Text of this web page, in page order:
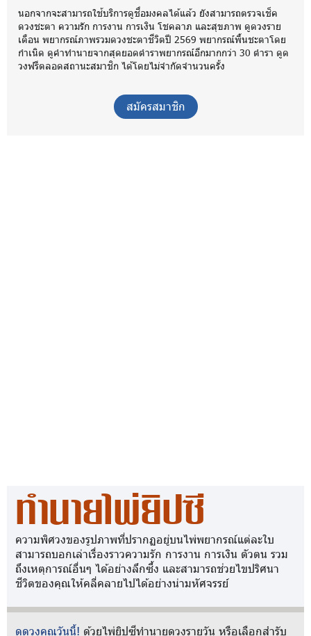
นอกจากจะสามารถใช้บริการดูชื่อมงคลได้แล้ว ยังสามารถตรวจเช็ค
ดวงชะตา ความรัก การงาน การเงิน โชคลาภ และสุขภาพ ดูดวงราย
เดือน พยากรณ์ภาพรวมดวงชะตาชีวิตปี 2569 พยากรณ์พื้นชะตาโดย
กำเนิด ดูคำทำนายจากสุดยอดตำราพยากรณ์อีกมากกว่า 30 ตำรา ดูด
วงฟรีตลอดสถานะสมาชิก ได้โดยไม่จำกัดจำนวนครั้ง
สมัครสมาชิก
ทำนายไพ่ยิปซี
ความพิศวงของรูปภาพที่ปรากฏอยู่บนไพ่พยากรณ์แต่ละใบ
สามารถบอกเล่าเรื่องราวความรัก การงาน การเงิน ตัวตน รวม
ถึงเหตุการณ์อื่นๆ ได้อย่างลึกซึ้ง และสามารถช่วยไขปริศนา
ชีวิตของคุณให้คลี่คลายไปได้อย่างน่ามหัศจรรย์
ดูดวงคุณวันนี้! ด้วยไพ่ยิปซีทำนายดวงรายวัน หรือเลือกสำรับ